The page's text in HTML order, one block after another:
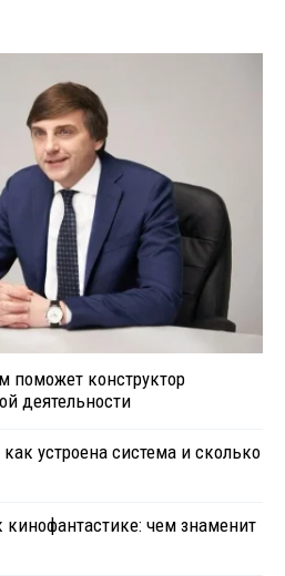
поможет конструктор
деятельности
устроена система и сколько
чем знаменит